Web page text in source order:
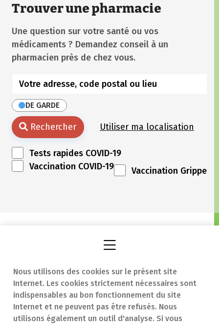
Nous utilisons des cookies sur le présent site
Internet. Les cookies strictement nécessaires sont
indispensables au bon fonctionnement du site
Internet et ne peuvent pas être refusés. Nous
utilisons également un outil d'analyse. Si vous
Trouver une pharmacie
Une question sur votre santé ou vos
médicaments ? Demandez conseil à un
pharmacien près de chez vous.
DE GARDE
Rechercher Utiliser ma localisation
Tests rapides COVID-19
Vaccination COVID-19
Vaccination Grippe
Trouver une
pharmacie
En cas d'urgence
Contact